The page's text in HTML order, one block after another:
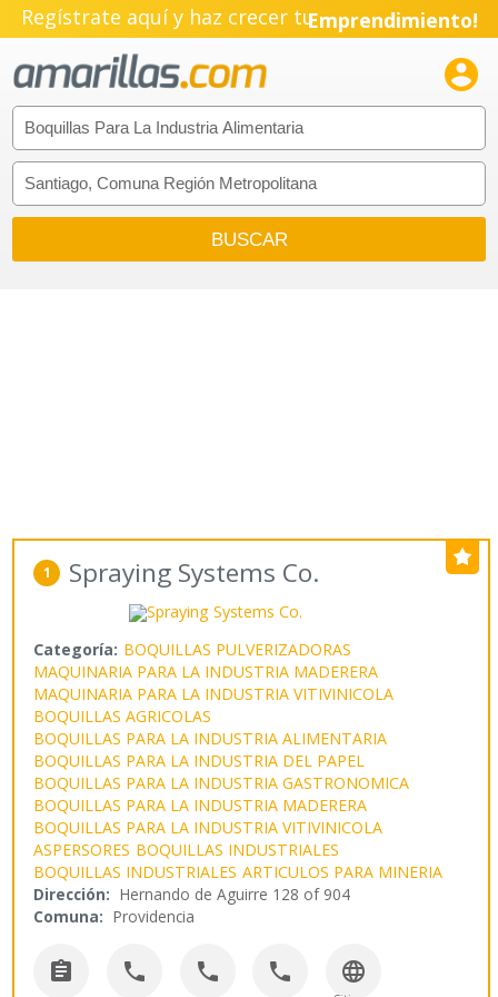
Regístrate aquí y haz crecer tuEmprendimiento!

1 Spraying Systems Co.
Categoría: BOQUILLAS PULVERIZADORAS
MAQUINARIA PARA LA INDUSTRIA MADERERA
MAQUINARIA PARA LA INDUSTRIA VITIVINICOLA
BOQUILLAS AGRICOLAS
BOQUILLAS PARA LA INDUSTRIA ALIMENTARIA
BOQUILLAS PARA LA INDUSTRIA DEL PAPEL
BOQUILLAS PARA LA INDUSTRIA GASTRONOMICA
BOQUILLAS PARA LA INDUSTRIA MADERERA
BOQUILLAS PARA LA INDUSTRIA VITIVINICOLA
ASPERSORES BOQUILLAS INDUSTRIALES
BOQUILLAS INDUSTRIALES ARTICULOS PARA MINERIA
Dirección: Hernando de Aguirre 128 of 904
Comuna: Providencia
    